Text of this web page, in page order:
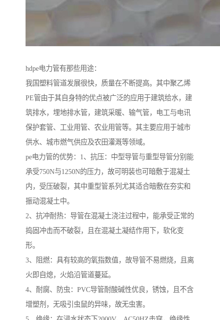
hdpe电力管有那些用途：
我国塑料管道发展很快，质量在不断提高。其中聚乙烯
PE管由于其自身特的优点被广泛的应用于建筑给水，建
筑排水，埋地排水管，建筑采暖、输气管，电工与电讯
保护套管、工业用管、农业用管等。其主要应用于城市
供水、城市燃气供应及农田灌溉等领域。
pe电力管的优势：1、抗压：中型导管与重型导管分别能
承受750N与1250N的压力，故可明装也可暗敷于混凝土
内，受压破裂，其中重型管系列尤其适合暗敷在夯实和
振动混凝土中。
2、抗冲耐热：导管在混凝土浇注过程中，能承受正常的
捣固冲击而不破裂，且在混凝土凝结作用下，软化变
形。
3、阻燃：具有较高的氧指数值，故导管不易燃烧，且离
火即自熄，火焰沿管道蔓延。
4、耐腐、防虫：PVC导管耐酸碱性优良，锈蚀，且不含
增塑剂，无吸引虫鼠的异味，故无虫害。